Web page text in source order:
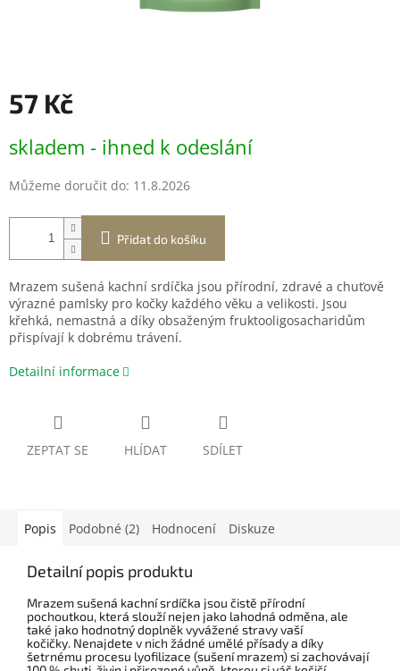
57 Kč
cena:
skladem - ihned k odeslání
Můžeme doručit do: 11.8.2026
Přidat do košíku
Mrazem sušená kachní srdíčka jsou přírodní, zdravé a chuťově
výrazné pamlsky pro kočky každého věku a velikosti. Jsou
křehká, nemastná a díky obsaženým fruktooligosacharidům
přispívají k dobrému trávení.
Detailní informace
ZEPTAT SE HLÍDAT SDÍLET
Popis Podobné (2) Hodnocení Diskuze
Detailní popis produktu
Mrazem sušená kachní srdíčka jsou čistě přírodní
pochoutkou, která slouží nejen jako lahodná odměna, ale
také jako hodnotný doplněk vyvážené stravy vaší
kočičky. Nenajdete v nich žádné umělé přísady a díky
šetrnému procesu lyofilizace (sušení mrazem) si zachovávají